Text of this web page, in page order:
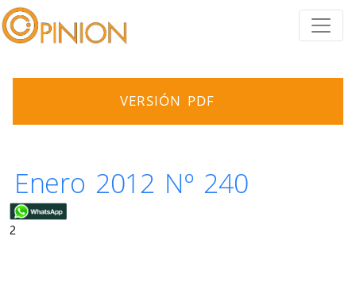
VERSIÓN PDF
Enero 2012 Nº 240
2